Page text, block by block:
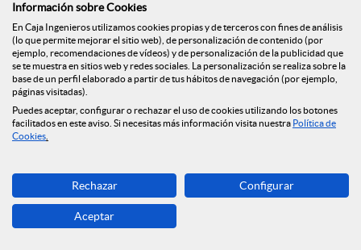
Sobre el auge de las finanzas sostenibles, Eduard Barcons
comenta: “La integración de factores ambientales o sociales
puede provocar que la rentabilidad puede ser igual o
superior. Cada vez más la gente percibe que, además de la
rentabilidad económica, hay otros factores cómo la
En cuanto a la apuesta de Caja de Ingenieros por la
oficinas continuará siendo cómo ha sido siempre, progresivo.
Y hay una apuesta clarísima por la digitalización. El mejor
está para venir”.
Información sobre Cookies
En Caja Ingenieros utilizamos cookies propias y de terceros con fines de análisis
(lo que permite mejorar el sitio web), de personalización de contenido (por
ejemplo, recomendaciones de vídeos) y de personalización de la publicidad que
se te muestra en sitios web y redes sociales. La personalización se realiza sobre la
base de un perfil elaborado a partir de tus hábitos de navegación (por ejemplo,
páginas visitadas).
Puedes aceptar, configurar o rechazar el uso de cookies utilizando los botones
facilitados en este aviso. Si necesitas más información visita nuestra Política de
Cookies
Rechazar Configurar
Aceptar